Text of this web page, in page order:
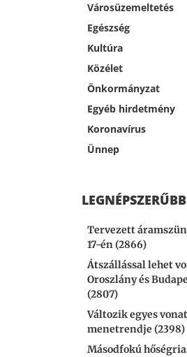
Városüzemeltetés
Egészség
Kultúra
Közélet
Önkormányzat
Egyéb hirdetmény
Koronavírus
Ünnep
Tervezett
17-én (2866)
Átszállással lehet
Oroszlány és
(2807)
Változik egyes
menetrendje (2398)
Másodfokú